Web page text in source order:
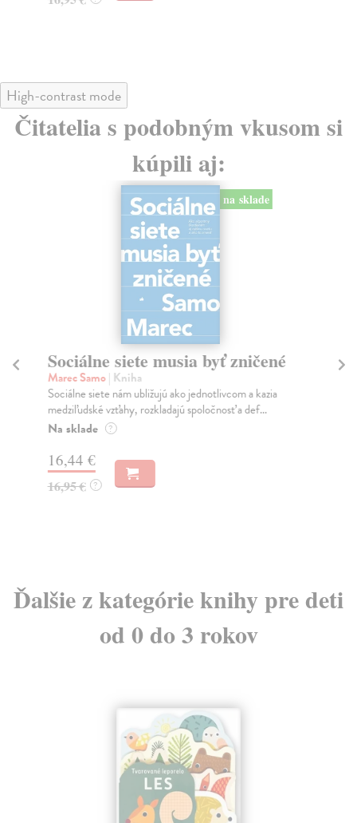
High-contrast mode
Čitatelia s podobným vkusom si
kúpili aj:
na sklade
Sociálne siete musia byť zničené
Marec Samo| Kniha
Sociálne siete nám ubližujú ako jednotlivcom a kazia
medziľudské vzťahy, rozkladajú spoločnosť a def...
Na sklade ?
16,44 €
16,95 € ?
Ďalšie z kategórie knihy pre deti
od 0 do 3 rokov